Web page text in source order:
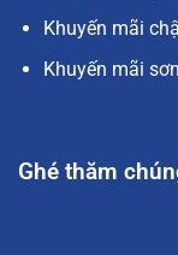
Khuyến mãi
Khuyến mãi
Ghé thăm